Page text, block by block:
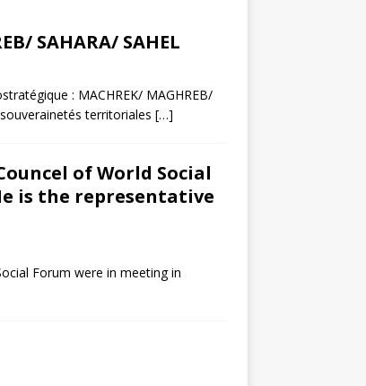
SAHARA/ SAHEL
: MACHREK/ MAGHREB/
territoriales […]
of World Social
is the representative
Forum were in meeting in